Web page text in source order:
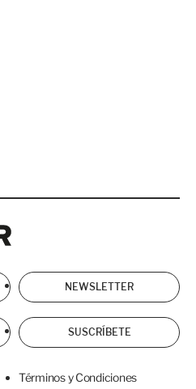
NEWSLETTER
SUSCRÍBETE
Términos y Condiciones